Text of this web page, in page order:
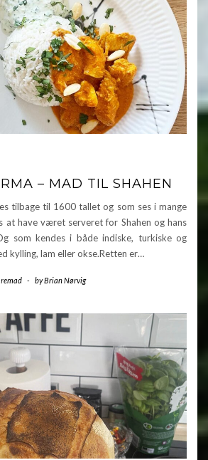
– MAD TIL SHAHEN
tilbage til 1600 tallet og som ses i mange
at have været serveret for Shahen og hans
som kendes i både indiske, turkiske og
kylling, lam eller okse.Retten er…
- byBrian Nørvig